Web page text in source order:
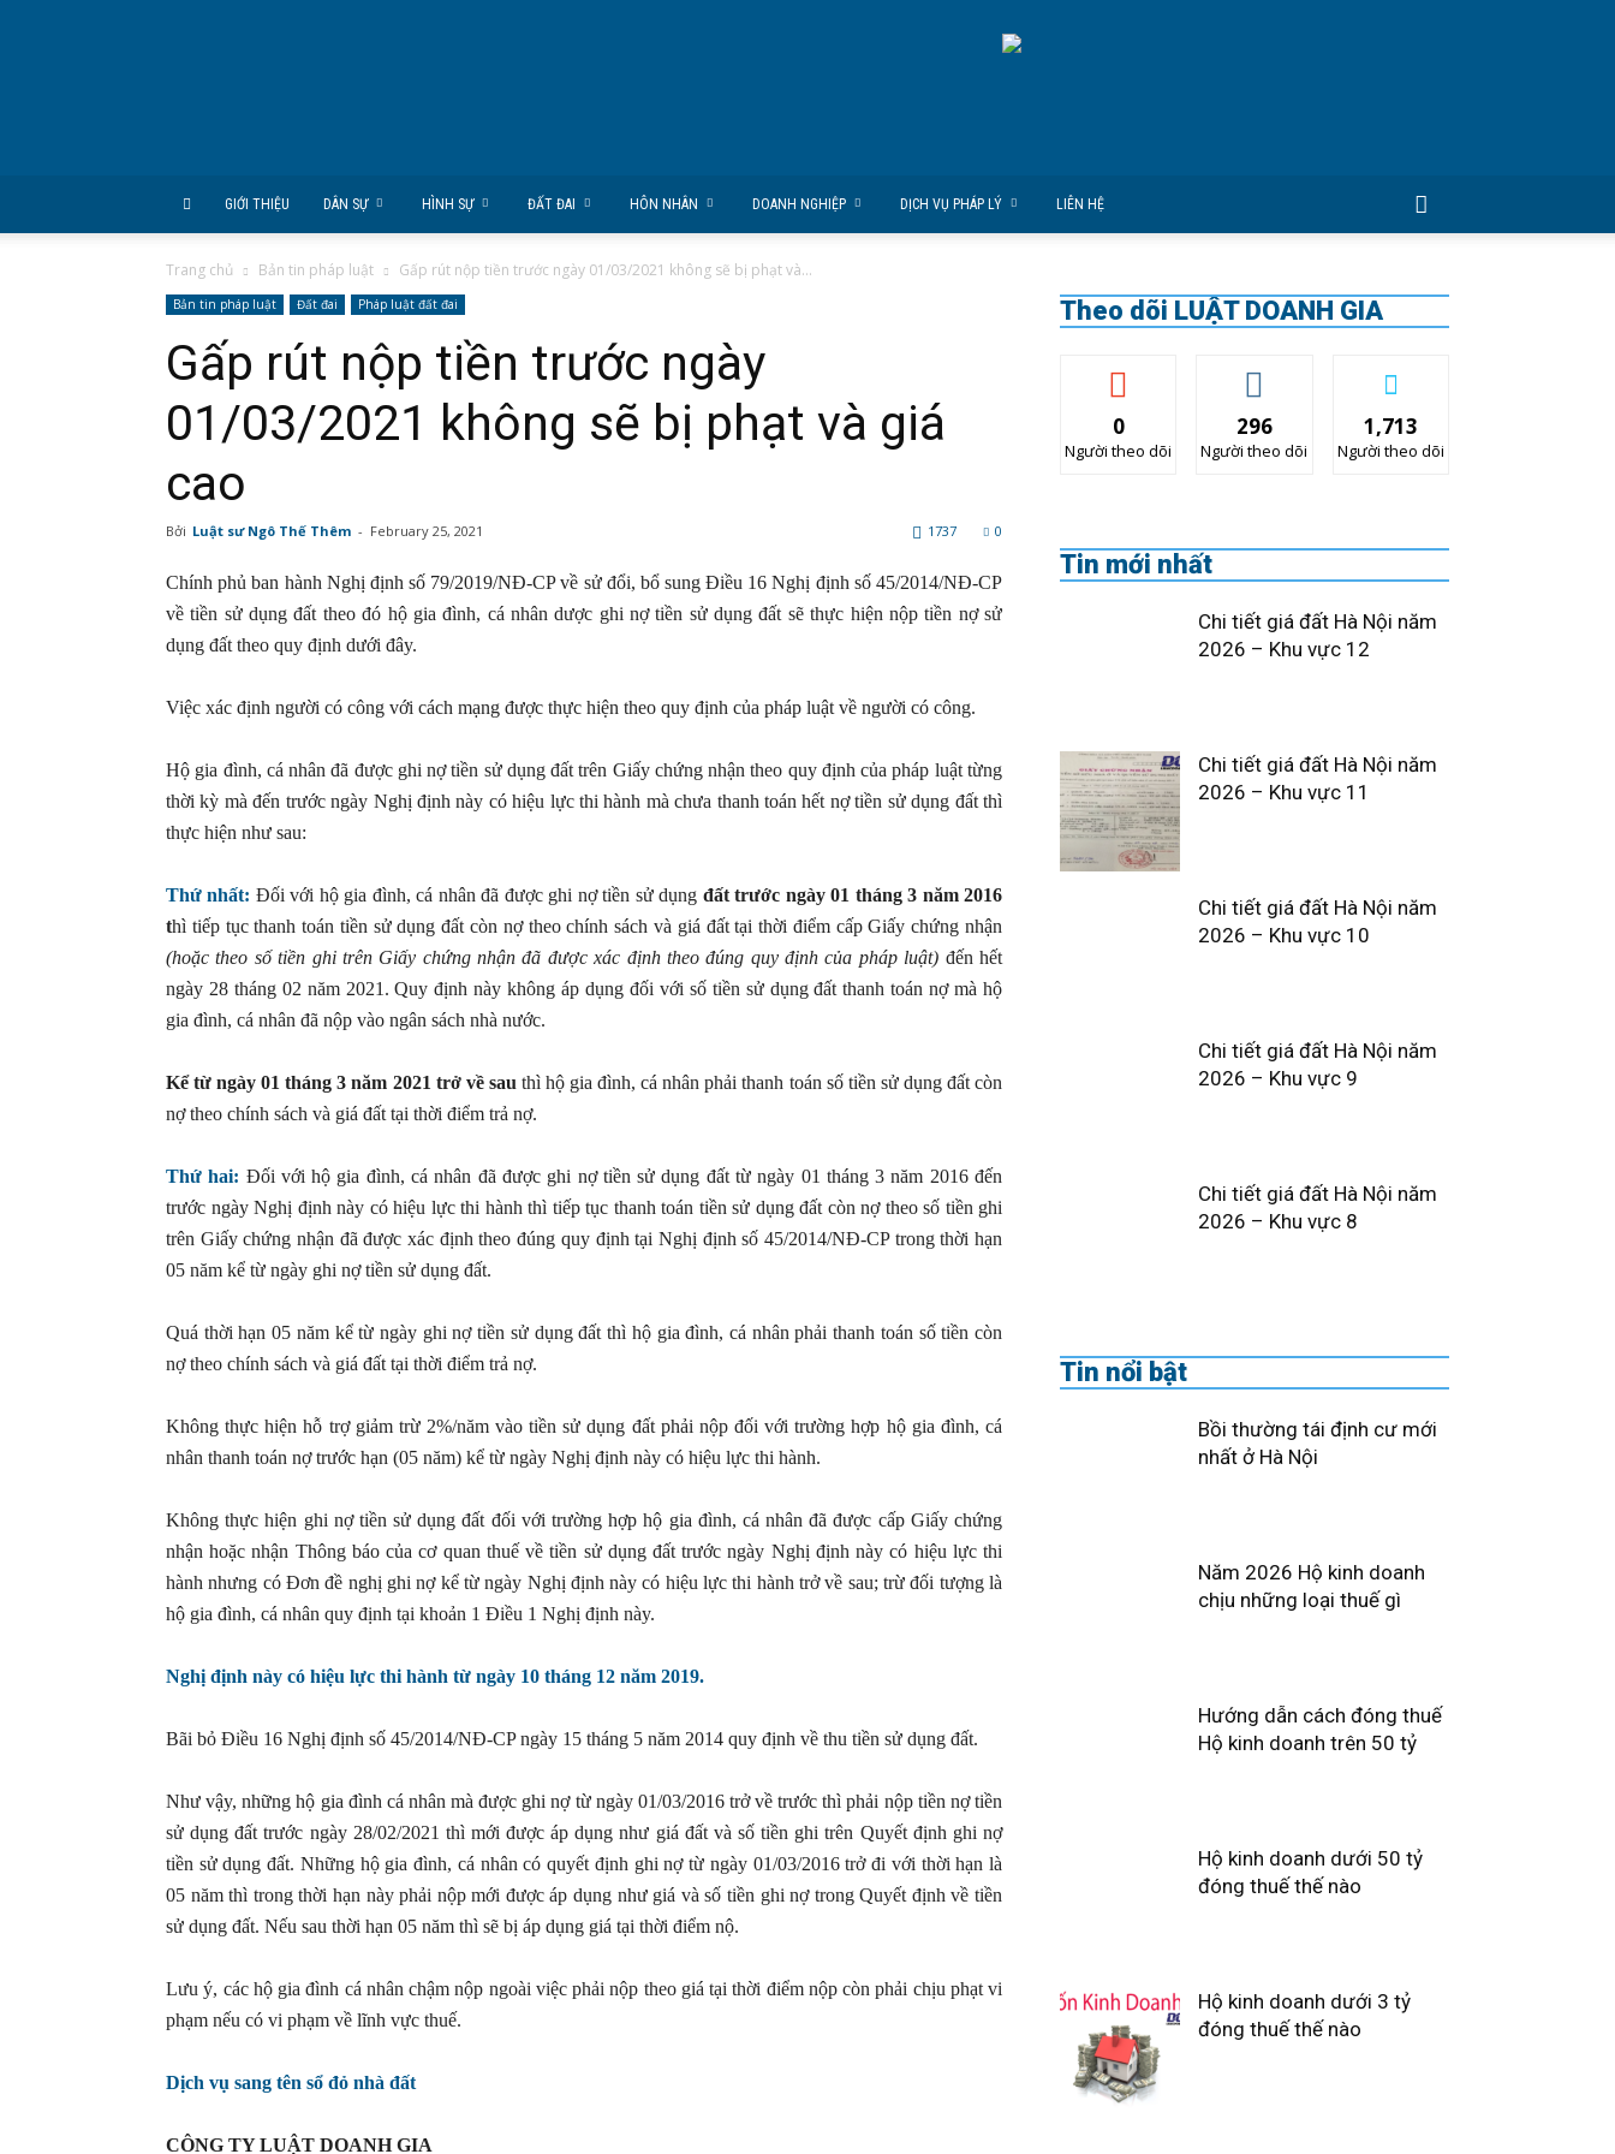
GIỚI THIỆU DÂN SỰ HÌNH SỰ ĐẤT ĐAI HÔN NHÂN DOANH NGHIỆP DỊCH VỤ PHÁP LÝ LIÊN HỆ
Trang chủ Bản tin pháp luật Gấp rút nộp tiền trước ngày 01/03/2021 không sẽ bị phạt và...
Bản tin pháp luật Đất đai Pháp luật đất đai
Gấp rút nộp tiền trước ngày
01/03/2021 không sẽ bị phạt và giá
cao
Bởi Luật sư Ngô Thế Thêm - February 25, 2021 0
1737
Chính phủ ban hành Nghị định số 79/2019/NĐ-CP về sử đổi, bổ sung Điều 16 Nghị định số 45/2014/NĐ-CP
về tiền sử dụng đất theo đó hộ gia đình, cá nhân dược ghi nợ tiền sử dụng đất sẽ thực hiện nộp tiền nợ sử
dụng đất theo quy định dưới đây.
Việc xác định người có công với cách mạng được thực hiện theo quy định của pháp luật về người có công.
Hộ gia đình, cá nhân đã được ghi nợ tiền sử dụng đất trên Giấy chứng nhận theo quy định của pháp luật từng
thời kỳ mà đến trước ngày Nghị định này có hiệu lực thi hành mà chưa thanh toán hết nợ tiền sử dụng đất thì
thực hiện như sau:
Thứ nhất: Đối với hộ gia đình, cá nhân đã được ghi nợ tiền sử dụng đất trước ngày 01 tháng 3 năm 2016
thì tiếp tục thanh toán tiền sử dụng đất còn nợ theo chính sách và giá đất tại thời điểm cấp Giấy chứng nhận
(hoặc theo số tiền ghi trên Giấy chứng nhận đã được xác định theo đúng quy định của pháp luật) đến hết
ngày 28 tháng 02 năm 2021. Quy định này không áp dụng đối với số tiền sử dụng đất thanh toán nợ mà hộ
gia đình, cá nhân đã nộp vào ngân sách nhà nước.
Kể từ ngày 01 tháng 3 năm 2021 trở về sau thì hộ gia đình, cá nhân phải thanh toán số tiền sử dụng đất còn
nợ theo chính sách và giá đất tại thời điểm trả nợ.
Thứ hai: Đối với hộ gia đình, cá nhân đã được ghi nợ tiền sử dụng đất từ ngày 01 tháng 3 năm 2016 đến
trước ngày Nghị định này có hiệu lực thi hành thì tiếp tục thanh toán tiền sử dụng đất còn nợ theo số tiền ghi
trên Giấy chứng nhận đã được xác định theo đúng quy định tại Nghị định số 45/2014/NĐ-CP trong thời hạn
05 năm kể từ ngày ghi nợ tiền sử dụng đất.
Quá thời hạn 05 năm kể từ ngày ghi nợ tiền sử dụng đất thì hộ gia đình, cá nhân phải thanh toán số tiền còn
nợ theo chính sách và giá đất tại thời điểm trả nợ.
Không thực hiện hỗ trợ giảm trừ 2%/năm vào tiền sử dụng đất phải nộp đối với trường hợp hộ gia đình, cá
nhân thanh toán nợ trước hạn (05 năm) kể từ ngày Nghị định này có hiệu lực thi hành.
Không thực hiện ghi nợ tiền sử dụng đất đối với trường hợp hộ gia đình, cá nhân đã được cấp Giấy chứng
nhận hoặc nhận Thông báo của cơ quan thuế về tiền sử dụng đất trước ngày Nghị định này có hiệu lực thi
hành nhưng có Đơn đề nghị ghi nợ kể từ ngày Nghị định này có hiệu lực thi hành trở về sau; trừ đối tượng là
hộ gia đình, cá nhân quy định tại khoản 1 Điều 1 Nghị định này.
Nghị định này có hiệu lực thi hành từ ngày 10 tháng 12 năm 2019.
Bãi bỏ Điều 16 Nghị định số 45/2014/NĐ-CP ngày 15 tháng 5 năm 2014 quy định về thu tiền sử dụng đất.
Như vậy, những hộ gia đình cá nhân mà được ghi nợ từ ngày 01/03/2016 trở về trước thì phải nộp tiền nợ tiền
sử dụng đất trước ngày 28/02/2021 thì mới được áp dụng như giá đất và số tiền ghi trên Quyết định ghi nợ
tiền sử dụng đất. Những hộ gia đình, cá nhân có quyết định ghi nợ từ ngày 01/03/2016 trở đi với thời hạn là
05 năm thì trong thời hạn này phải nộp mới được áp dụng như giá và số tiền ghi nợ trong Quyết định về tiền
sử dụng đất. Nếu sau thời hạn 05 năm thì sẽ bị áp dụng giá tại thời điểm nộ.
Lưu ý, các hộ gia đình cá nhân chậm nộp ngoài việc phải nộp theo giá tại thời điểm nộp còn phải chịu phạt vi
phạm nếu có vi phạm về lĩnh vực thuế.
Dịch vụ sang tên sổ đỏ nhà đất
CÔNG TY LUẬT DOANH GIA
Theo dõi LUẬT DOANH GIA
0
Người theo dõi
296
Người theo dõi
1,713
Người theo dõi
Tin mới nhất
Chi tiết giá đất Hà Nội năm
2026 – Khu vực 12
Chi tiết giá đất Hà Nội năm
2026 – Khu vực 11
Chi tiết giá đất Hà Nội năm
2026 – Khu vực 10
Chi tiết giá đất Hà Nội năm
2026 – Khu vực 9
Chi tiết giá đất Hà Nội năm
2026 – Khu vực 8
Tin nổi bật
Bồi thường tái định cư mới
nhất ở Hà Nội
Năm 2026 Hộ kinh doanh
chịu những loại thuế gì
Hướng dẫn cách đóng thuế
Hộ kinh doanh trên 50 tỷ
Hộ kinh doanh dưới 50 tỷ
đóng thuế thế nào
Hộ kinh doanh dưới 3 tỷ
đóng thuế thế nào